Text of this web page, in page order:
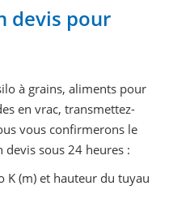
devis pour
à grains, aliments pour
en vrac, transmettez-
vous confirmerons le
sous 24 heures :
K (m) et hauteur du tuyau